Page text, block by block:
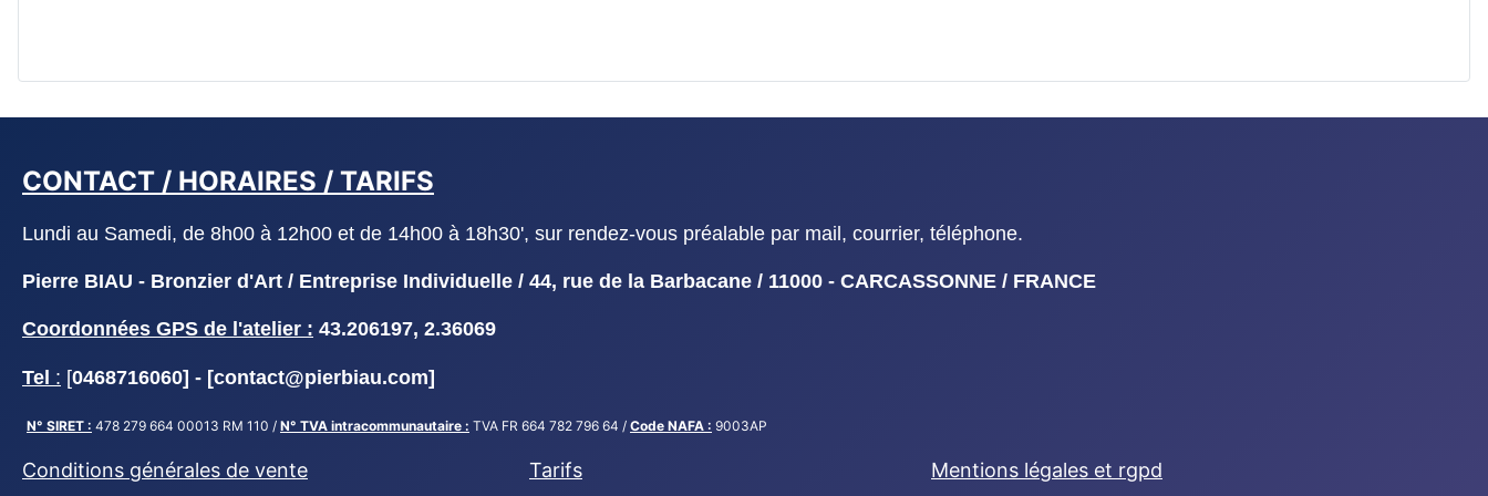
CONTACT / HORAIRES / TARIFS
Lundi au Samedi, de 8h00 à 12h00 et de 14h00 à 18h30', sur rendez-vous préalable par mail, courrier, téléphone.
Pierre BIAU - Bronzier d'Art / Entreprise Individuelle / 44, rue de la Barbacane / 11000 - CARCASSONNE / FRANCE
Coordonnées GPS de l'atelier : 43.206197, 2.36069
Tel : [0468716060] - [contact@pierbiau.com]
N° SIRET : 478 279 664 00013 RM 110 / N° TVA intracommunautaire : TVA FR 664 782 796 64 / Code NAFA : 9003AP
Conditions générales de vente Tarifs Mentions légales et rgpd